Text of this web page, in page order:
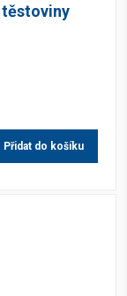
těstoviny
Přidat do košíku